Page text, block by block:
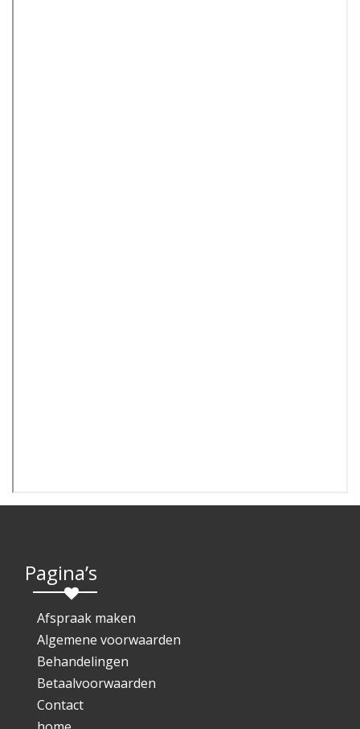
Pagina’s
Afspraak maken
Algemene voorwaarden
Behandelingen
Betaalvoorwaarden
Contact